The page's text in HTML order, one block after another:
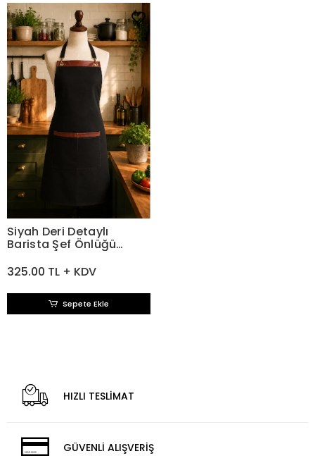
Siyah Deri Detaylı
Barista Şef Önlüğü
325.00 TL + KDV
Sepete Ekle
HIZLI TESLİMAT
GÜVENLİ ALIŞVERİŞ